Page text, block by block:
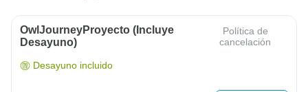
OwlJourneyProyecto (Incluye
Desayuno)
Política de
cancelación
Desayuno incluido